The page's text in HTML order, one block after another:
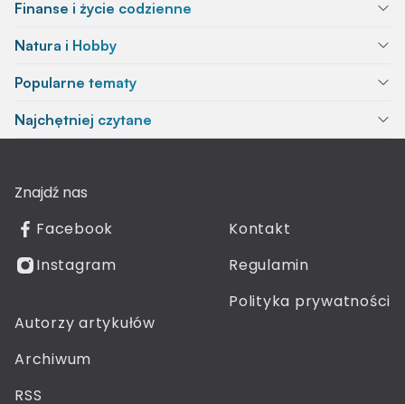
Finanse i życie codzienne
Natura i Hobby
Popularne tematy
Najchętniej czytane
Znajdź nas
Facebook
Instagram
Kontakt
Regulamin
Polityka prywatności
Autorzy artykułów
Archiwum
RSS